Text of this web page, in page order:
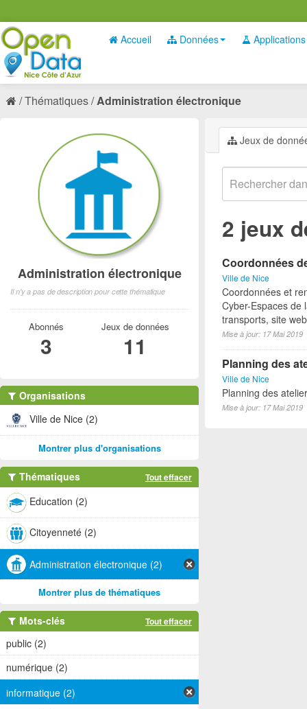
Accueil Données Applications
Thématiques Administration électronique
Jeux de
2 jeux
Coordonnées
Ville de Nice
Coordonnées et
Cyber-Espaces de
transports, site
Mise à jour: 17 Mai 2019
Planning des
Ville de Nice
Planning des
Mise à jour: 17 Mai 2019
Administration électronique
Il n'y a pas de description pour cette thématique
Abonnés
3
Jeux de données
11
Organisations
Ville de Nice (2)
Montrer plus d'organisations
Thématiques Tout effacer
Education (2)
Citoyenneté (2)
Administration électronique (2)
Montrer plus de thématiques
Mots-clés Tout effacer
public (2)
numérique (2)
informatique (2)